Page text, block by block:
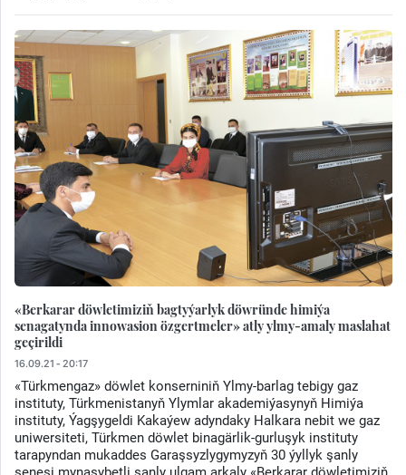
«Berkarar döwletimiziň bagtyýarlyk döwründe himiýa
senagatynda innowasion özgertmeler» atly ylmy-amaly maslahat
geçirildi
16.09.21 - 20:17
«Türkmengaz» döwlet konserniniň Ylmy-barlag tebigy gaz
instituty, Türkmenistanyň Ylymlar akademiýasynyň Himiýa
instituty, Ýagşygeldi Kakaýew adyndaky Halkara nebit we gaz
uniwersiteti, Türkmen döwlet binagärlik-gurluşyk instituty
tarapyndan mukaddes Garaşsyzlygymyzyň 30 ýyllyk şanly